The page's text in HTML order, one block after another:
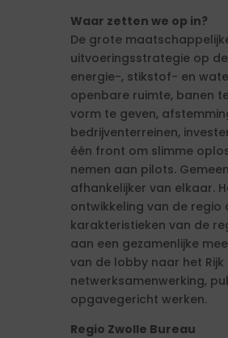
Waar zetten we op in?
De grote
uitvoeringsstrategie op
energie-, stikstof- en
openbare ruimte, banen
vorm te geven,
bedrijventerreinen,
één front om slimme
nemen aan pilots.
afhankelijker van elkaar.
ontwikkeling van de
karakteristieken van de
aan een gezamenlijke
van de lobby naar het
netwerksamenwerking,
opgavegericht werken.
Regio Zwolle Bureau